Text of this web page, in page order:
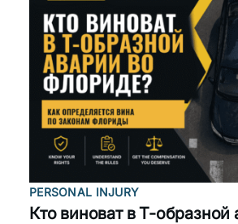
в
Форт-
Майерсе:
что
он
на
самом
деле
значит
для
прав,
страховки
и
иска
PERSONAL INJURY
Кто виноват в Т-образной